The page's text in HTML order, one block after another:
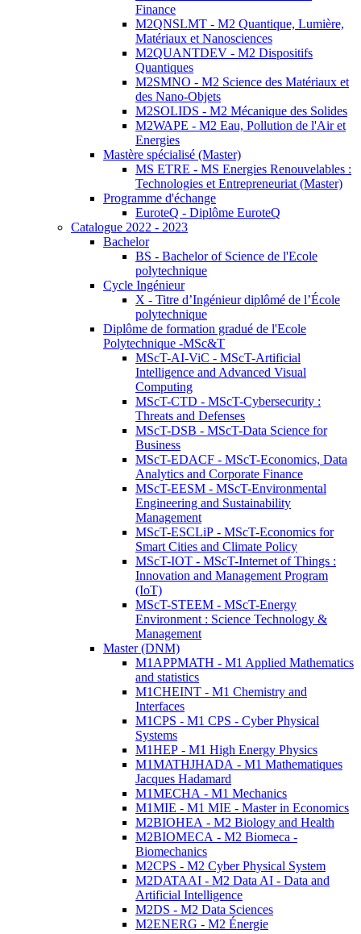
Finance
M2QNSLMT - M2 Quantique, Lumière,
Matériaux et Nanosciences
M2QUANTDEV - M2 Dispositifs
Quantiques
M2SMNO - M2 Science des Matériaux et
des Nano-Objets
M2SOLIDS - M2 Mécanique des Solides
M2WAPE - M2 Eau, Pollution de l'Air et
Energies
Mastère spécialisé (Master)
MS ETRE - MS Energies Renouvelables :
Technologies et Entrepreneuriat (Master)
Programme d'échange
EuroteQ - Diplôme EuroteQ
Catalogue 2022 - 2023
Bachelor
BS - Bachelor of Science de l'Ecole
polytechnique
Cycle Ingénieur
X - Titre d’Ingénieur diplômé de l’École
polytechnique
Diplôme de formation gradué de l'Ecole
Polytechnique -MSc&T
MScT-AI-ViC - MScT-Artificial
Intelligence and Advanced Visual
Computing
MScT-CTD - MScT-Cybersecurity :
Threats and Defenses
MScT-DSB - MScT-Data Science for
Business
MScT-EDACF - MScT-Economics, Data
Analytics and Corporate Finance
MScT-EESM - MScT-Environmental
Engineering and Sustainability
Management
MScT-ESCLiP - MScT-Economics for
Smart Cities and Climate Policy
MScT-IOT - MScT-Internet of Things :
Innovation and Management Program
(IoT)
MScT-STEEM - MScT-Energy
Environment : Science Technology &
Management
Master (DNM)
M1APPMATH - M1 Applied Mathematics
and statistics
M1CHEINT - M1 Chemistry and
Interfaces
M1CPS - M1 CPS - Cyber Physical
Systems
M1HEP - M1 High Energy Physics
M1MATHJHADA - M1 Mathematiques
Jacques Hadamard
M1MECHA - M1 Mechanics
M1MIE - M1 MIE - Master in Economics
M2BIOHEA - M2 Biology and Health
M2BIOMECA - M2 Biomeca -
Biomechanics
M2CPS - M2 Cyber Physical System
M2DATAAI - M2 Data AI - Data and
Artificial Intelligence
M2DS - M2 Data Sciences
M2ENERG - M2 Énergie